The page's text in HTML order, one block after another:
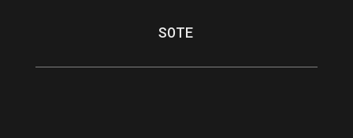
SOTE